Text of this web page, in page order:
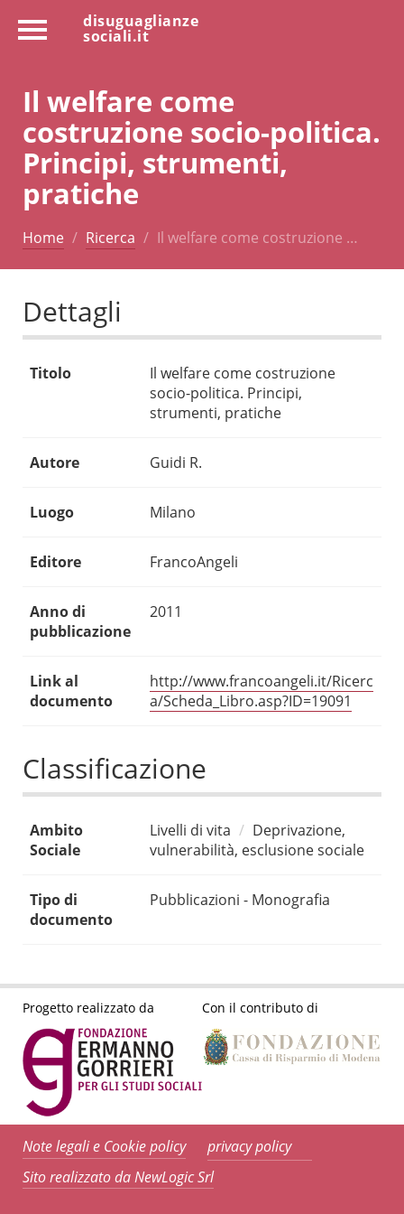
disuguaglianze
sociali.it
Il welfare come
costruzione socio-politica.
Principi, strumenti,
pratiche
Home Ricerca Il welfare come costruzione …
Dettagli
Titolo
Il welfare come costruzione
socio-politica. Principi,
strumenti, pratiche
Autore Guidi R.
Luogo Milano
Editore FrancoAngeli
Anno di
pubblicazione
2011
Link al
documento
http://www.francoangeli.it/Ricerc
a/Scheda_Libro.asp?ID=19091
Classificazione
Ambito
Sociale
Livelli di vita
Deprivazione,
vulnerabilità, esclusione sociale
Tipo di
documento
Pubblicazioni - Monografia
Progetto realizzato da Con il contributo di
Note legali e Cookie policy
privacy policy
Sito realizzato da NewLogic Srl